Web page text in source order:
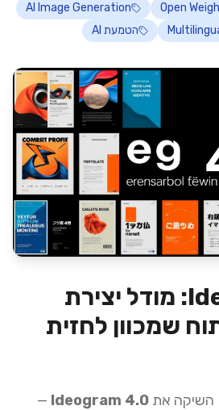
Open
AI Image Generation
הטמעת AI
Ideogram 4.0: מודל יצירת
שמכוון לחזית
Ideogram 4.0
—